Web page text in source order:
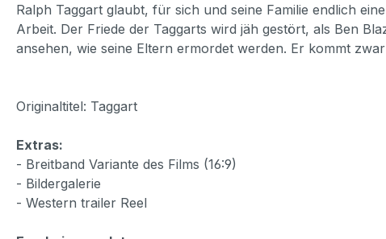
Ralph Taggart glaubt, für sich und seine Familie endlich
Arbeit. Der Friede der Taggarts wird jäh gestört, als Ben
ansehen, wie seine Eltern ermordet werden. Er kommt
Originaltitel: Taggart
Extras:
- Breitband Variante des Films (16:9)
- Bildergalerie
- Western trailer Reel